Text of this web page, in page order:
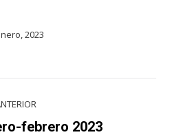
2023
Proyecto
febrero 2023